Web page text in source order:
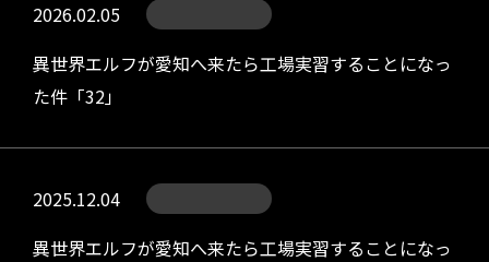
2026.02.05
異世界エルフが愛知へ来たら工場実習することになっ
た件「32」
2025.12.04
異世界エルフが愛知へ来たら工場実習することになっ